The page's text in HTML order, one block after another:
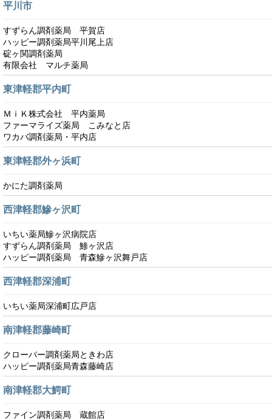
平川市
すずらん調剤薬局 平賀店
ハッピー調剤薬局平川尾上店
碇ヶ関調剤薬局
有限会社 マルチ薬局
東津軽郡平内町
ＭｉＫ株式会社 平内薬局
ファーマライズ薬局 こみなと店
ワカバ調剤薬局・平内店
東津軽郡外ヶ浜町
かにた調剤薬局
西津軽郡鰺ヶ沢町
いちい薬局鰺ヶ沢病院店
すずらん調剤薬局 鯵ヶ沢店
ハッピー調剤薬局 青森鰺ヶ沢舞戸店
西津軽郡深浦町
いちい薬局深浦町広戸店
南津軽郡藤崎町
クローバー調剤薬局ときわ店
ハッピー調剤薬局青森藤崎店
南津軽郡大鰐町
ファイン調剤薬局 蔵館店